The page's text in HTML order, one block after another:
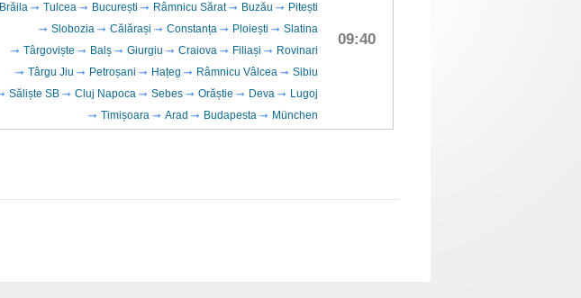
Brăila
Tulcea București Râmnicu Sărat Buzău
Pitești
Slobozia
Călărași Constanța Ploiești
Slatina
Târgoviște
Balș Giurgiu Craiova Filiași
Rovinari
Târgu Jiu
Petroșani Hațeg Râmnicu Vâlcea
Sibiu
Săliște SB
Cluj Napoca Sebes Orăștie Deva
Lugoj
Timișoara
Arad Budapesta München
09:40